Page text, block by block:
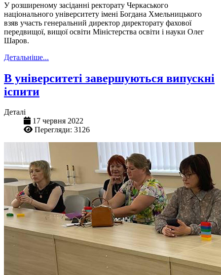
У розширеному засіданні ректорату Черкаського
національного університету імені Богдана Хмельницького
взяв участь генеральний директор директорату фахової
передвищої, вищої освіти Міністерства освіти і науки Олег
Шаров.
Детальніше...
В університеті завершуються випускні
іспити
Деталі
17 червня 2022
Перегляди: 3126